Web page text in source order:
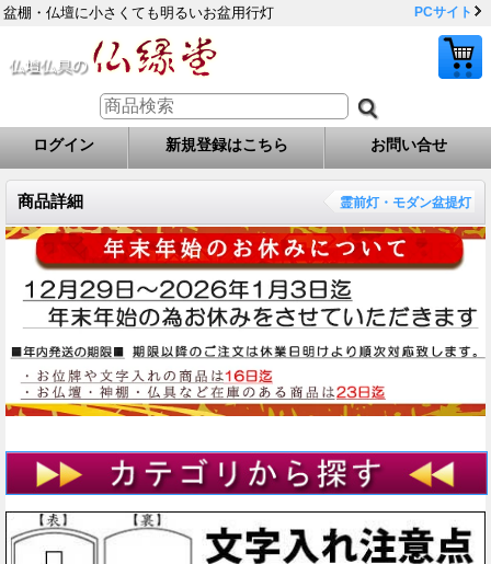
盆棚・仏壇に小さくても明るいお盆用行灯 PCサイト
ログイン 新規登録はこちら お問い合せ
商品詳細 霊前灯・モダン盆提灯